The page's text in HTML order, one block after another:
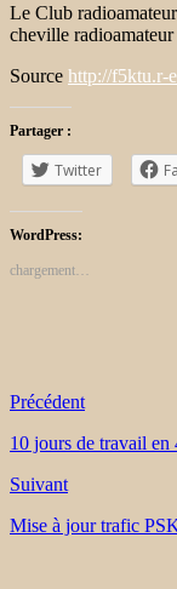
Le Club
cheville
Source http://f5ktu.r-
Partager :
Twitter
WordPress:
chargement…
Précédent
10 jours de travail en
Suivant
Mise à jour trafic